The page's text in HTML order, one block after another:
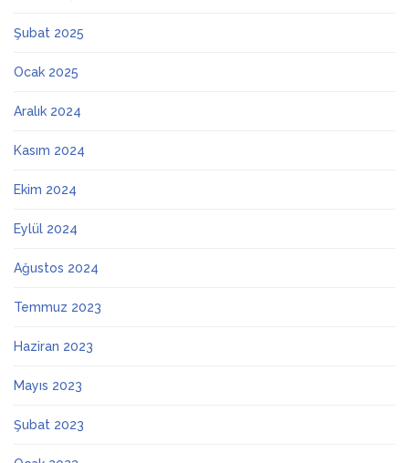
Şubat 2025
Ocak 2025
Aralık 2024
Kasım 2024
Ekim 2024
Eylül 2024
Ağustos 2024
Temmuz 2023
Haziran 2023
Mayıs 2023
Şubat 2023